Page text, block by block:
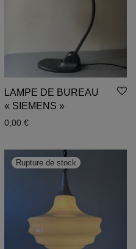
LAMPE DE BUREAU
« SIEMENS »
0,00 €